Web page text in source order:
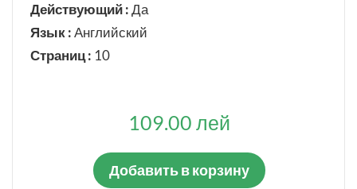
Искать по класификации ICS
ТИП СТАНДАРТА
Действующий :Да
Язык :Английский
Страниц : 10
109.00 лей
Добавить в корзину